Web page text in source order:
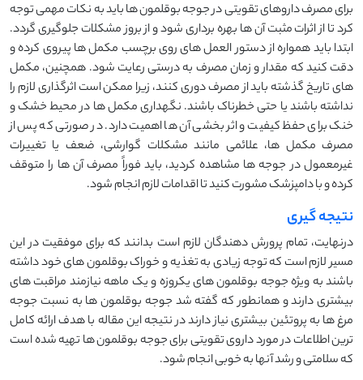
برای مصرف داروهای تقویتی در جوجه بوقلمون ‌ها باید به نکات مهمی توجه
کرد تا از اثرات مثبت آن ‌ها بهره ‌برداری شود و از بروز مشکلات جلوگیری گردد.
ابتدا باید همواره از دستور العمل ‌های روی برچسب مکمل ‌ها پیروی کرده و
دقت کنید که مقدار و زمان مصرف به‌ درستی رعایت شود. همچنین، مکمل‌
های تاریخ گذشته باید از مصرف دوری کنند، زیرا ممکن است اثرگذاری لازم را
نداشته باشند یا حتی خطرناک باشند. نگهداری مکمل ‌ها در محیط خشک و
خنک برای حفظ کیفیت و اثر بخشی آن ‌ها اهمیت دارد. در صورتی که پس از
مصرف مکمل ‌ها، علائمی مانند مشکلات گوارشی، ضعف یا تغییرات
غیرمعمول در جوجه ‌ها مشاهده کردید، باید فوراً مصرف آن ‌ها را متوقف
کرده و با دامپزشک مشورت کنید تا اقدامات لازم انجام شود.
نتیجه گیری
درنهایت، تمام پرورش دهندگان لازم است بدانند که برای موفقیت در این
مسیر لازم است که توجه زیادی به تغذیه و خوراک بوقلمون های خود داشته
باشند به ویژه جوجه بوقلمون های یکروزه و یک ماهه نیازمند مراقبت های
بیشتری دارند و همانطور که گفته شد جوجه بوقلمون ها به نسبت جوجه
مرغ ها به پروتئین بیشتری نیاز دارند در نتیجه این مقاله با هدف ارائه کامل
ترین اطلاعات در مورد داروی تقویتی برای جوجه بوقلمون ها تهیه شده است
که سلامتی و رشد آنها به خوبی انجام شود.